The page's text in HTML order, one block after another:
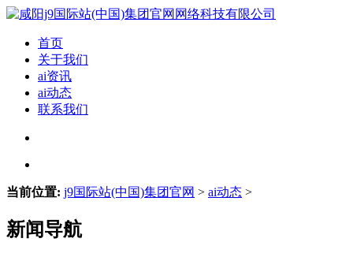
首页
关于我们
ai资讯
ai动态
联系我们
当前位置: j9国际站(中国)集团官网 > ai动态 >
新闻导航